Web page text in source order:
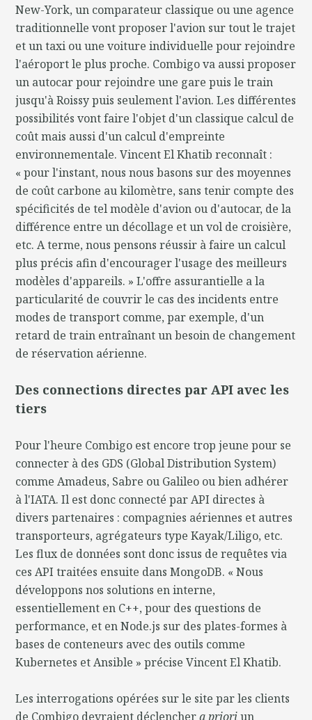
New-York, un comparateur classique ou une agence
traditionnelle vont proposer l'avion sur tout le trajet
et un taxi ou une voiture individuelle pour rejoindre
l'aéroport le plus proche. Combigo va aussi proposer
un autocar pour rejoindre une gare puis le train
jusqu'à Roissy puis seulement l'avion. Les différentes
possibilités vont faire l'objet d'un classique calcul de
coût mais aussi d'un calcul d'empreinte
environnementale. Vincent El Khatib reconnaît :
« pour l'instant, nous nous basons sur des moyennes
de coût carbone au kilomètre, sans tenir compte des
spécificités de tel modèle d'avion ou d'autocar, de la
différence entre un décollage et un vol de croisière,
etc. A terme, nous pensons réussir à faire un calcul
plus précis afin d'encourager l'usage des meilleurs
modèles d'appareils. » L'offre assurantielle a la
particularité de couvrir le cas des incidents entre
modes de transport comme, par exemple, d'un
retard de train entraînant un besoin de changement
de réservation aérienne.
Des connections directes par API avec les
tiers
Pour l'heure Combigo est encore trop jeune pour se
connecter à des GDS (Global Distribution System)
comme Amadeus, Sabre ou Galileo ou bien adhérer
à l'IATA. Il est donc connecté par API directes à
divers partenaires : compagnies aériennes et autres
transporteurs, agrégateurs type Kayak/Liligo, etc.
Les flux de données sont donc issus de requêtes via
ces API traitées ensuite dans MongoDB. « Nous
développons nos solutions en interne,
essentiellement en C++, pour des questions de
performance, et en Node.js sur des plates-formes à
bases de conteneurs avec des outils comme
Kubernetes et Ansible » précise Vincent El Khatib.
Les interrogations opérées sur le site par les clients
de Combigo devraient déclenchera prioriun